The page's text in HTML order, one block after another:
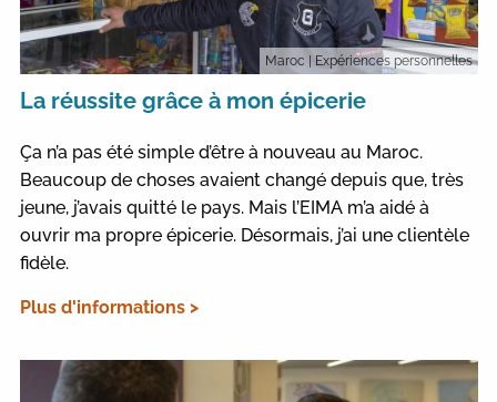
Maroc | Expériences personnelles
La réussite grâce à mon épicerie
Ça n’a pas été simple d’être à nouveau au Maroc.
Beaucoup de choses avaient changé depuis que, très
jeune, j’avais quitté le pays. Mais l’EIMA m’a aidé à
ouvrir ma propre épicerie. Désormais, j’ai une clientèle
fidèle.
Plus d'informations >